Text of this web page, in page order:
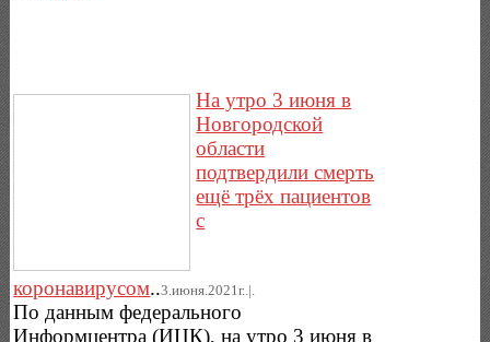
На утро 3 июня в
Новгородской
области
подтвердили смерть
ещё трёх пациентов
с
коронавирусом..3.июня.2021г..|.
По данным федерального
Информцентра (ИЦК), на утро 3 июня в